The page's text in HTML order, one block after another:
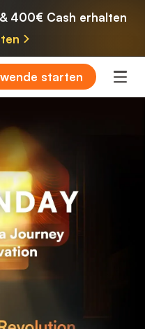
400€ Cash erhalten
starten